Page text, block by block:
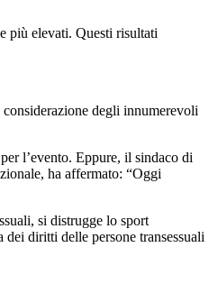
più elevati. Questi risultati
degli innumerevoli
l’evento. Eppure, il sindaco di
ha affermato: “Oggi
si distrugge lo sport
diritti delle persone transessuali